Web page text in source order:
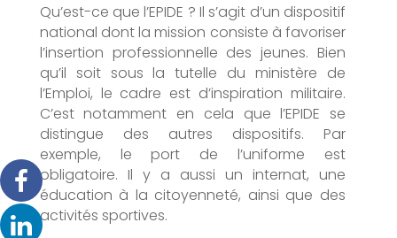
Qu’est-ce que l’EPIDE ? Il s’agit d’un dispositif
national dont la mission consiste à favoriser
l’insertion professionnelle des jeunes. Bien
qu’il soit sous la tutelle du ministère de
l’Emploi, le cadre est d’inspiration militaire.
C’est notamment en cela que l’EPIDE se
distingue des autres dispositifs. Par
exemple, le port de l’uniforme est
obligatoire. Il y a aussi un internat, une
éducation à la citoyenneté, ainsi que des
activités sportives.